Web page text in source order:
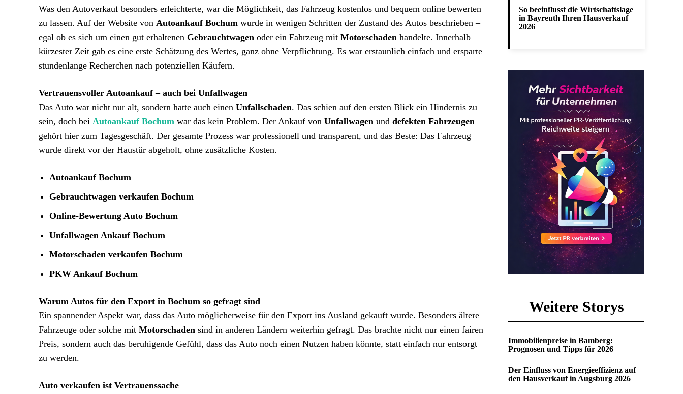
Was den Autoverkauf besonders erleichterte, war die Möglichkeit, das Fahrzeug kostenlos und bequem online bewerten
zu lassen. Auf der Website von Autoankauf Bochum wurde in wenigen Schritten der Zustand des Autos beschrieben –
egal ob es sich um einen gut erhaltenen Gebrauchtwagen oder ein Fahrzeug mit Motorschaden handelte. Innerhalb
kürzester Zeit gab es eine erste Schätzung des Wertes, ganz ohne Verpflichtung. Es war erstaunlich einfach und ersparte
stundenlange Recherchen nach potenziellen Käufern.
Vertrauensvoller Autoankauf – auch bei Unfallwagen
Das Auto war nicht nur alt, sondern hatte auch einen Unfallschaden. Das schien auf den ersten Blick ein Hindernis zu
sein, doch bei Autoankauf Bochum war das kein Problem. Der Ankauf von Unfallwagen und defekten Fahrzeugen
gehört hier zum Tagesgeschäft. Der gesamte Prozess war professionell und transparent, und das Beste: Das Fahrzeug
wurde direkt vor der Haustür abgeholt, ohne zusätzliche Kosten.
Autoankauf Bochum
Gebrauchtwagen verkaufen Bochum
Online-Bewertung Auto Bochum
Unfallwagen Ankauf Bochum
Motorschaden verkaufen Bochum
PKW Ankauf Bochum
Warum Autos für den Export in Bochum so gefragt sind
Ein spannender Aspekt war, dass das Auto möglicherweise für den Export ins Ausland gekauft wurde. Besonders ältere
Fahrzeuge oder solche mit Motorschaden sind in anderen Ländern weiterhin gefragt. Das brachte nicht nur einen fairen
Preis, sondern auch das beruhigende Gefühl, dass das Auto noch einen Nutzen haben könnte, statt einfach nur entsorgt
zu werden.
Auto verkaufen ist Vertrauenssache
So beeinflusst die Wirtschaftslage
in Bayreuth Ihren Hausverkauf
2026
Weitere Storys
Immobilienpreise in Bamberg:
Prognosen und Tipps für 2026
Der Einfluss von Energieeffizienz auf
den Hausverkauf in Augsburg 2026